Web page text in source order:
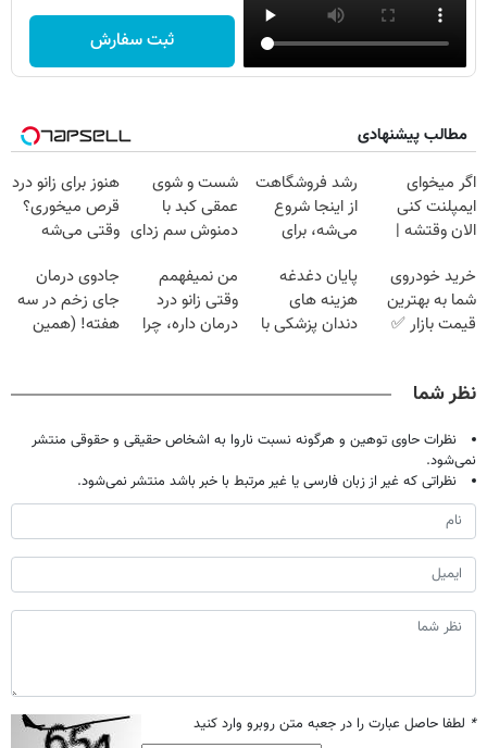
ثبت سفارش
مطالب پیشنهادی
اگر میخوای
ایمپلنت کنی
الان وقتشه |
میلیون تومان!!!
رشد فروشگاهت
از اینجا شروع
می‌شه، برای
آماده‌ای؟
شست و شوی
عمقی کبد با
دمنوش سم زدای
هنوز برای زانو درد
قرص میخوری؟
وقتی می‌شه
درمانش کرد؟؟؟؟
خرید خودروی
شما به بهترین
قیمت بازار ✅
پایان دغدغه
هزینه های
دندان پزشکی با
من نمیفهمم
وقتی زانو درد
درمان داره، چرا
جادوی درمان
جای زخم در سه
هفته! (همین
نظر شما
نظرات حاوی توهین و هرگونه نسبت ناروا به اشخاص حقیقی و حقوقی منتشر
نمی‌شود.
نظراتی که غیر از زبان فارسی یا غیر مرتبط با خبر باشد منتشر نمی‌شود.
* لطفا حاصل عبارت را در جعبه متن روبرو وارد کنید